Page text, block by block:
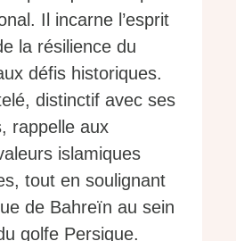
Il incarne l’esprit
la résilience du
défis historiques.
distinctif avec ses
rappelle aux
islamiques
tout en soulignant
de Bahreïn au sein
golfe Persique.